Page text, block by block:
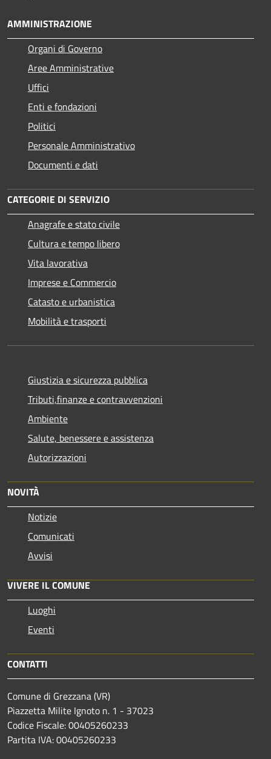
AMMINISTRAZIONE
Organi di Governo
Aree Amministrative
Uffici
Enti e fondazioni
Politici
Personale Amministrativo
Documenti e dati
CATEGORIE DI SERVIZIO
Anagrafe e stato civile
Cultura e tempo libero
Vita lavorativa
Imprese e Commercio
Catasto e urbanistica
Mobilità e trasporti
Giustizia e sicurezza pubblica
Tributi,finanze e contravvenzioni
Ambiente
Salute, benessere e assistenza
Autorizzazioni
NOVITÀ
Notizie
Comunicati
Avvisi
VIVERE IL COMUNE
Luoghi
Eventi
CONTATTI
Comune di Grezzana (VR)
Piazzetta Milite Ignoto n. 1 - 37023
Codice Fiscale: 00405260233
Partita IVA: 00405260233